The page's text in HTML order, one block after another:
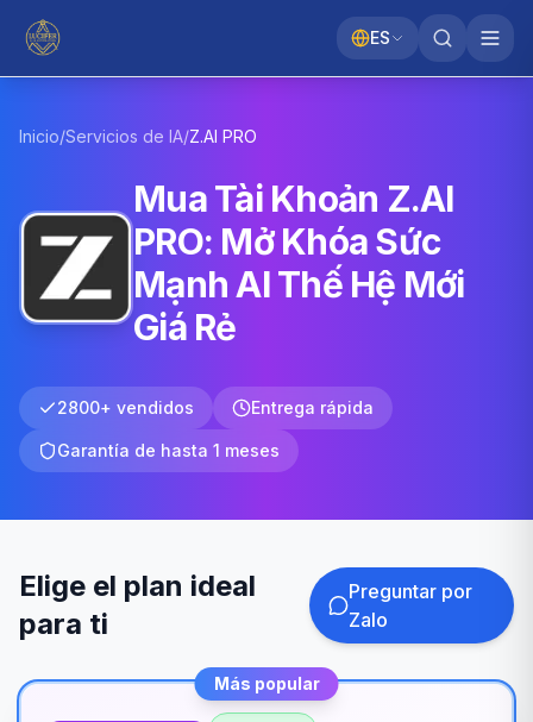
ES
Inicio/Servicios de IA/Z.AI PRO
Mua Tài Khoản Z.AI
PRO: Mở Khóa Sức
Mạnh AI Thế Hệ Mới
Giá Rẻ
2800+ vendidos Entrega rápida
Garantía de hasta 1 meses
Elige el plan ideal
para ti
Preguntar por
Zalo
Más popular